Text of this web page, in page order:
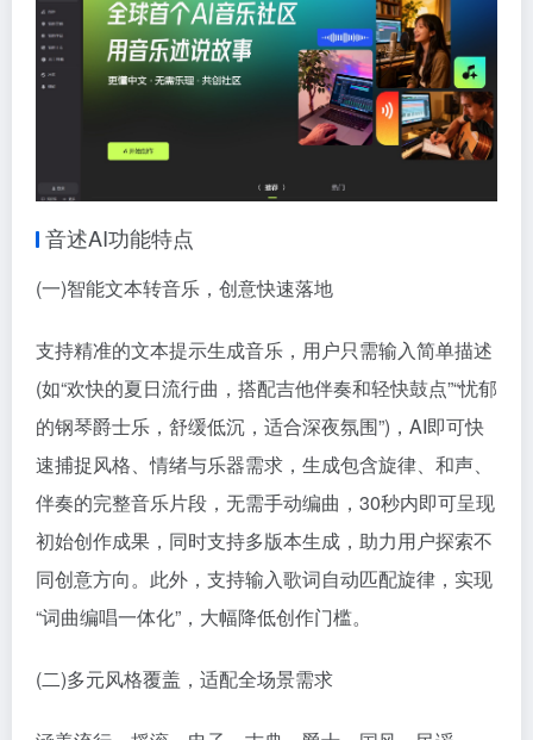
音述AI功能特点
(一)智能文本转音乐，创意快速落地
支持精准的文本提示生成音乐，用户只需输入简单描述
(如“欢快的夏日流行曲，搭配吉他伴奏和轻快鼓点”“忧郁
的钢琴爵士乐，舒缓低沉，适合深夜氛围”)，AI即可快
速捕捉风格、情绪与乐器需求，生成包含旋律、和声、
伴奏的完整音乐片段，无需手动编曲，30秒内即可呈现
初始创作成果，同时支持多版本生成，助力用户探索不
同创意方向。此外，支持输入歌词自动匹配旋律，实现
“词曲编唱一体化”，大幅降低创作门槛。
(二)多元风格覆盖，适配全场景需求